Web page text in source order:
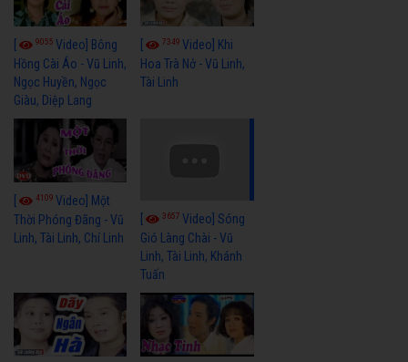
9055 Video] Bông
Hồng Cài Áo - Vũ Linh,
Ngọc Huyền, Ngọc
Giàu, Diệp Lang
7349Video] Khi
Hoa Trà Nở - Vũ Linh,
Tài Linh
4109 Video] Một
Thời Phóng Đãng - Vũ
Linh, Tài Linh, Chí Linh
3657Video] Sóng
Gió Làng Chài - Vũ
Linh, Tài Linh, Khánh
Tuấn